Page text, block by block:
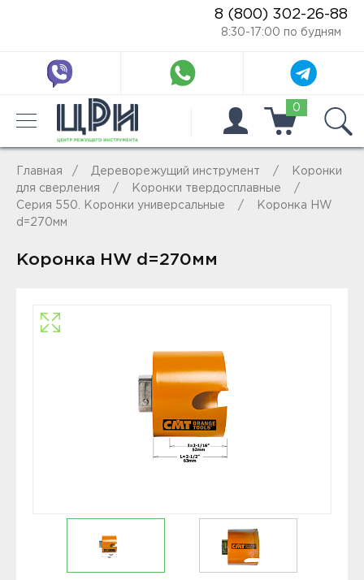
8 (800) 302-26-88
8:30-17:00 по будням
0
Главная Дереворежущий инструмент
Коронки
для сверления
Коронки твердосплавные
Серия 550. Коронки универсальные
Коронка HW
d=270мм
Коронка HW d=270мм